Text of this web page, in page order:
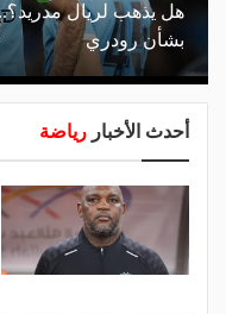
هل يذهب لريال
بشأن رودري
أحدث الأخبار رياضة